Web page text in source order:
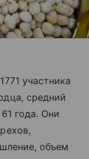
участника
средний
года. Они
объем